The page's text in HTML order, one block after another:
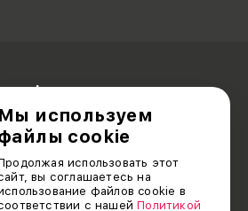
Акционерам
Мы используем
cookie
использовать этот
вы соглашаетесь на
файлов cookie в
с нашейПолитикой